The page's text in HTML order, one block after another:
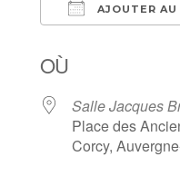
AJOUTER AU
OÙ
Salle Jacques
Place des
Corcy,